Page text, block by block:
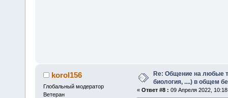
korol156
Глобальный модератор
Ветеран
Re: Общение на любые
биология, ....) в общем
« Ответ #8 : 09 Апреля 2022,